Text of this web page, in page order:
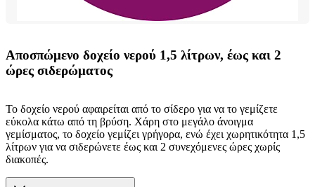
Αποσπώμενο δοχείο νερού 1,5 λίτρων, έως και 2
ώρες σιδερώματος
Το δοχείο νερού αφαιρείται από το σίδερο για να το γεμίζετε
εύκολα κάτω από τη βρύση. Χάρη στο μεγάλο άνοιγμα
γεμίσματος, το δοχείο γεμίζει γρήγορα, ενώ έχει χωρητικότητα 1,5
λίτρων για να σιδερώνετε έως και 2 συνεχόμενες ώρες χωρίς
διακοπές.